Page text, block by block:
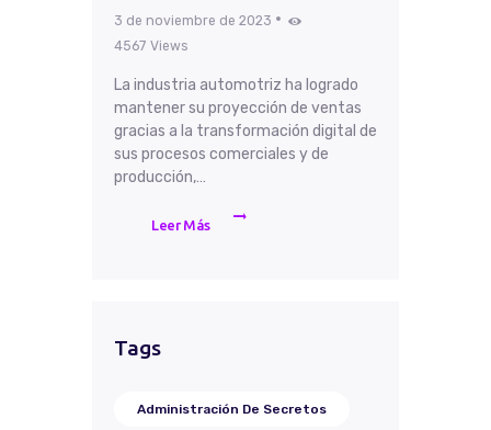
3 de noviembre de 2023
4567 Views
La industria automotriz ha logrado
mantener su proyección de ventas
gracias a la transformación digital de
sus procesos comerciales y de
producción,…
Leer Más
Tags
Administración De Secretos